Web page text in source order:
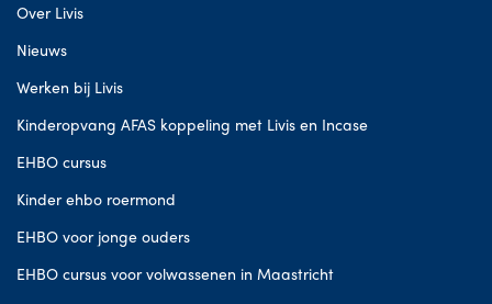
Over Livis
Nieuws
Werken bij Livis
Kinderopvang AFAS koppeling met Livis en Incase
EHBO cursus
Kinder ehbo roermond
EHBO voor jonge ouders
EHBO cursus voor volwassenen in Maastricht